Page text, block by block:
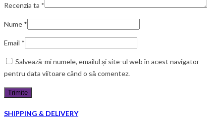
Recenzia ta *
Nume *
Email *
Salvează-mi numele, emailul și site-ul web în acest navigator
pentru data viitoare când o să comentez.
SHIPPING & DELIVERY